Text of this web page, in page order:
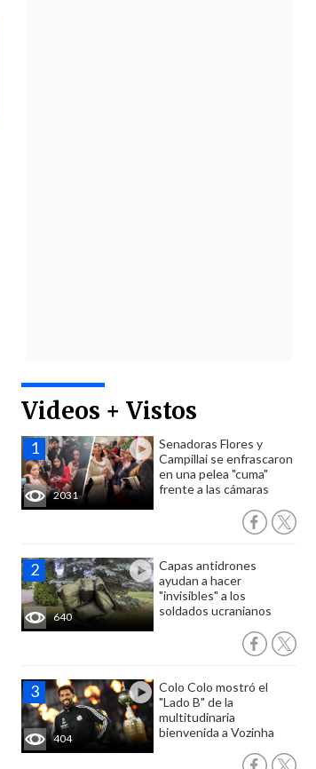
Videos + Vistos
2031
Senadoras Flores y
Campillai se enfrascaron
en una pelea "cuma"
frente a las cámaras
640
Capas antidrones
ayudan a hacer
"invisibles" a los
soldados ucranianos
404
Colo Colo mostró el
"Lado B" de la
multitudinaria
bienvenida a Vozinha